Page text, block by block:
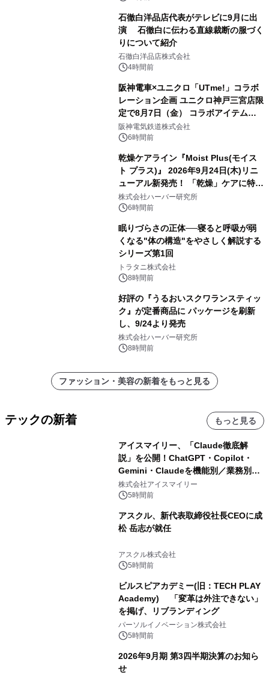
石徹白洋品店代表がテレビに9月に出
演 石徹白に伝わる直線裁断の服づく
りについて紹介
石徹白洋品店株式会社
4時間前
阪神電車×ユニクロ「UTme!」コラボ
レーション企画 ユニクロ神戸三宮店限
定で8月7日（金） コラボアイテムが
発売決定！
阪神電気鉄道株式会社
6時間前
乾燥ケアライン『Moist Plus(モイス
ト プラス)』 2026年9月24日(木)リニ
ューアル新発売！ 「乾燥」ケアに特化
し、ライン使いで潤いに満ちた肌へ
株式会社ハーバー研究所
6時間前
眠りづらさの正体──寝ると呼吸が弱
くなる"体の構造"をやさしく解説する
シリーズ第1回
トラタニ株式会社
8時間前
好評の『うるおいスクワランスティッ
ク』が定番商品に パッケージを刷新
し、9/24より発売
株式会社ハーバー研究所
8時間前
ファッション・美容の新着をもっと見る
テックの新着 もっと見る
アイスマイリー、「Claude徹底解
説」を公開！ChatGPT・Copilot・
Gemini・Claudeを機能別／業務別に
比較―自社に合う生成AIの選び方がわ
かる実践ガイド
株式会社アイスマイリー
5時間前
アスクル、新代表取締役社長CEOに成
松 岳志が就任
アスクル株式会社
5時間前
ビルスピアカデミー(旧：TECH PLAY
Academy) 「変革は外注できない」
を掲げ、リブランディング
パーソルイノベーション株式会社
5時間前
2026年9月期 第3四半期決算のお知ら
せ